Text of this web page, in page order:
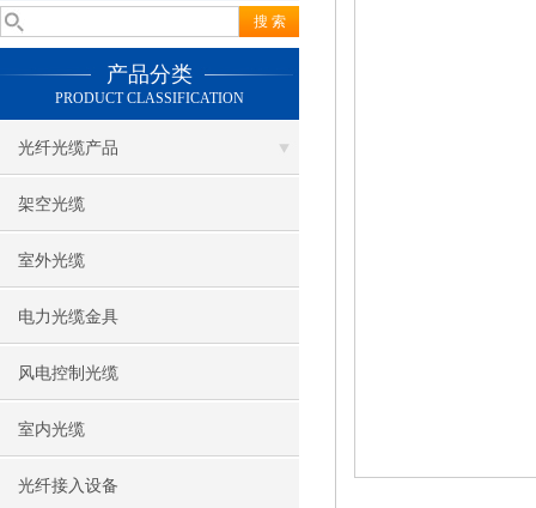
产品分类
PRODUCT CLASSIFICATION
光纤光缆产品
架空光缆
室外光缆
电力光缆金具
风电控制光缆
室内光缆
光纤接入设备